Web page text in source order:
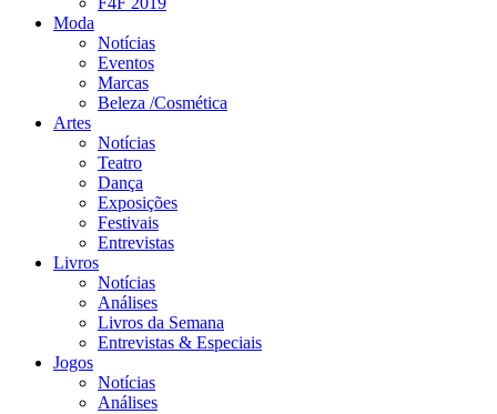
Moda
Notícias
Eventos
Marcas
Beleza /Cosmética
Artes
Notícias
Teatro
Dança
Exposições
Festivais
Entrevistas
Livros
Notícias
Análises
Livros da Semana
Entrevistas & Especiais
Jogos
Notícias
Análises